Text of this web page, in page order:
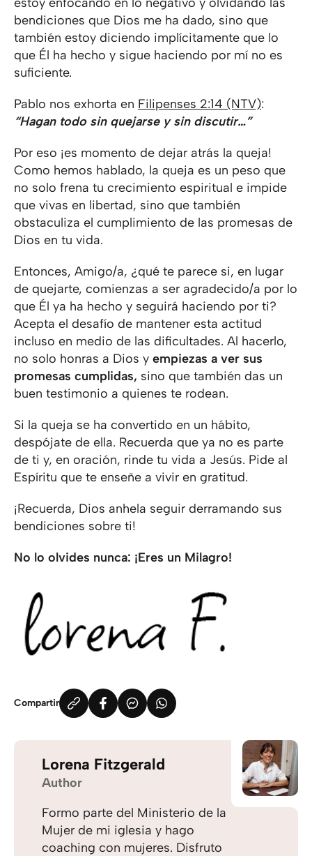
bendiciones que Dios me ha dado, sino que
también estoy diciendo implícitamente que lo
que Él ha hecho y sigue haciendo por mí no es
suficiente.
Pablo nos exhorta en Filipenses 2:14 (NTV):
“Hagan todo sin quejarse y sin discutir…”
Por eso ¡es momento de dejar atrás la queja!
Como hemos hablado, la queja es un peso que
no solo frena tu crecimiento espiritual e impide
que vivas en libertad, sino que también
obstaculiza el cumplimiento de las promesas de
Dios en tu vida.
Entonces, Amigo/a, ¿qué te parece si, en lugar
de quejarte, comienzas a ser agradecido/a por lo
que Él ya ha hecho y seguirá haciendo por ti?
Acepta el desafío de mantener esta actitud
incluso en medio de las dificultades. Al hacerlo,
no solo honras a Dios y empiezas a ver sus
promesas cumplidas, sino que también das un
buen testimonio a quienes te rodean.
Si la queja se ha convertido en un hábito,
despójate de ella. Recuerda que ya no es parte
de ti y, en oración, rinde tu vida a Jesús. Pide al
Espíritu que te enseñe a vivir en gratitud.
¡Recuerda, Dios anhela seguir derramando sus
bendiciones sobre ti!
No lo olvides nunca: ¡Eres un Milagro!
Compartir
Lorena Fitzgerald
Author
Formo parte del Ministerio de la
Mujer de mi iglesia y hago
coaching con mujeres. Disfruto